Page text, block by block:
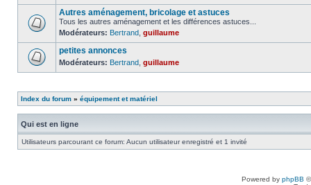
Autres aménagement, bricolage et astuces
Tous les autres aménagement et les différences astuces...
Modérateurs: Bertrand guillaume
petites annonces
Modérateurs: Bertrand guillaume
Index du forum » équipement et matériel
Qui est en ligne
Utilisateurs parcourant ce forum: Aucun utilisateur enregistré et 1 invité
Powered by phpBB